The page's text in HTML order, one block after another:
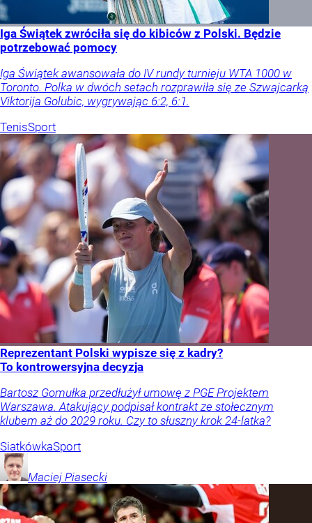
Iga Świątek zwróciła się do kibiców z Polski. Będzie
potrzebować pomocy
Iga Świątek awansowała do IV rundy turnieju WTA 1000 w
Toronto. Polka w dwóch setach rozprawiła się ze Szwajcarką
Viktorija Golubic, wygrywając 6:2, 6:1.
TenisSport
Reprezentant Polski wypisze się z kadry?
To kontrowersyjna decyzja
Bartosz Gomułka przedłużył umowę z PGE Projektem
Warszawa. Atakujący podpisał kontrakt ze stołecznym
klubem aż do 2029 roku. Czy to słuszny krok 24-latka?
SiatkówkaSport
Maciej Piasecki